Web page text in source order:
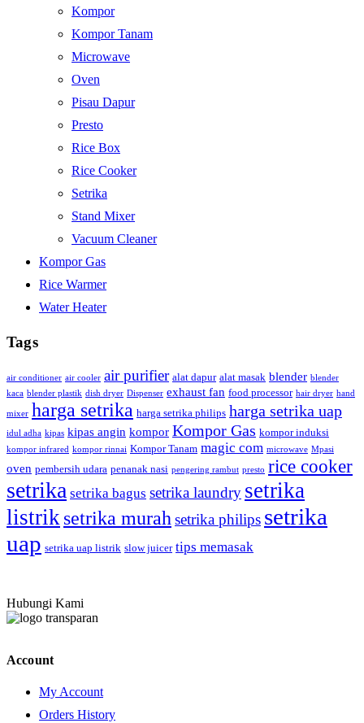
Kompor
Kompor Tanam
Microwave
Oven
Pisau Dapur
Presto
Rice Box
Rice Cooker
Setrika
Stand Mixer
Vacuum Cleaner
Kompor Gas
Rice Warmer
Water Heater
Tags
air conditioner air cooler air purifier alat dapur alat masak blender blender
kaca blender plastik dish dryer Dispenser exhaust fan food processor hair dryer hand
mixer harga setrika harga setrika philips harga setrika uap
idul adha kipas kipas angin kompor Kompor Gas kompor induksi
kompor infrared kompor rinnai Kompor Tanam magic com microwave Mpasi
oven pembersih udara penanak nasi pengering rambut presto rice cooker
setrika setrika bagus setrika laundry setrika
listriksetrika murah setrika philips setrika
uap setrika uap listrik slow juicer tips memasak
Hubungi Kami
Account
My Account
Orders History